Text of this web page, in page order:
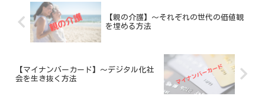
【親の介護】～それぞれの世代の価値観
を埋める方法
【マイナンバーカード】～デジタル化社
会を生き抜く方法